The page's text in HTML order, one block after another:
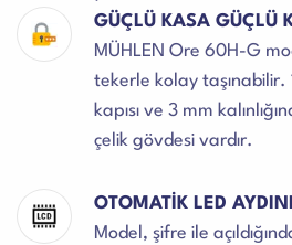
GÜÇLÜ KASA GÜÇLÜ
MÜHLEN Ore 60H-G
tekerle kolay taşınabilir.
kapısı ve 3 mm
çelik gövdesi vardır.
OTOMATİK LED
Model, şifre ile